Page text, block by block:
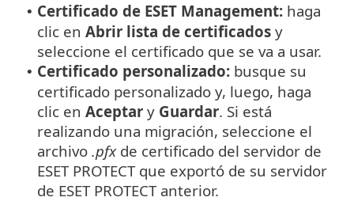
• Certificado de ESET Management: haga
clic en Abrir lista de certificados y
seleccione el certificado que se va a usar.
• Certificado personalizado: busque su
certificado personalizado y, luego, haga
clic en Aceptar y Guardar. Si está
realizando una migración, seleccione el
archivo .pfxde certificado del servidor de
ESET PROTECT que exportó de su servidor
de ESET PROTECT anterior.